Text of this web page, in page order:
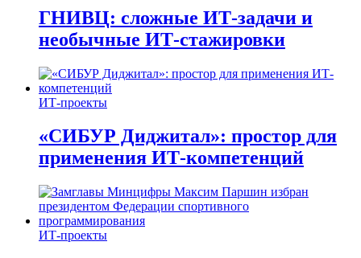
ГНИВЦ: сложные ИТ‑задачи и
необычные ИТ‑стажировки
ИТ-проекты
«СИБУР Диджитал»: простор для
применения ИТ-компетенций
ИТ-проекты